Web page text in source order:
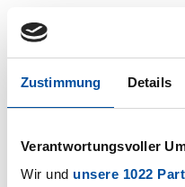
Zustimmung Details
Verantwortungsvoller
Wir und unsere 1022
Know-how
Know-